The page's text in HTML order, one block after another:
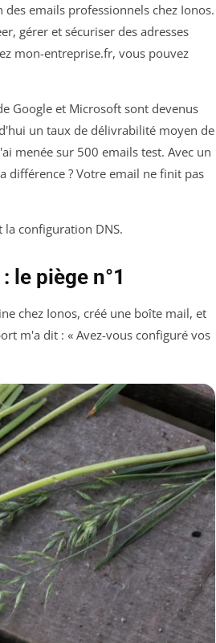
emails professionnels chez Ionos.
gérer et sécuriser des adresses
mon-entreprise.fr, vous pouvez
Google et Microsoft sont devenus
un taux de délivrabilité moyen de
menée sur 500 emails test. Avec un
différence ? Votre email ne finit pas
la configuration DNS.
le piège n°1
chez Ionos, créé une boîte mail, et
m'a dit : « Avez-vous configuré vos